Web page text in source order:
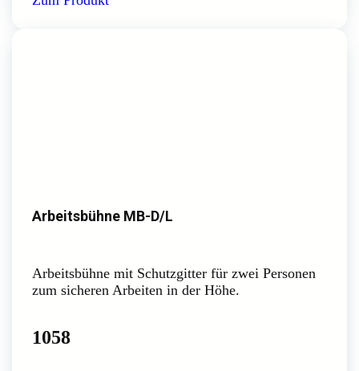
Arbeitsbühne MB-D/L
Arbeitsbühne mit Schutzgitter für zwei Personen
zum sicheren Arbeiten in der Höhe.
1058